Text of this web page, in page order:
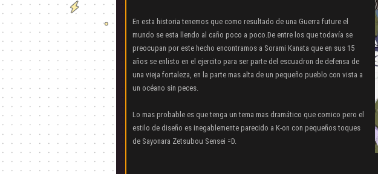
En esta historia tenemos que como resultado de una Guerra future el
mundo se esta llendo al caño poco a poco.De entre los que todavía se
preocupan por este hecho encontramos a Sorami Kanata que en sus 15
años se enlisto en el ejercito para ser parte del escuadron de defensa de
una vieja fortaleza, en la parte mas alta de un pequeño pueblo con vista a
un océano sin peces.
Lo mas probable es que tenga un tema mas dramático que comico pero el
estilo de diseño es inegablemente parecido a K-on con pequeños toques
de Sayonara Zetsubou Sensei =D.